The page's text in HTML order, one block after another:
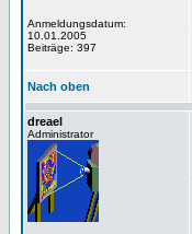
Anmeldungsdatum:
10.01.2005
Beiträge: 397
Nach oben
dreael
Administrator